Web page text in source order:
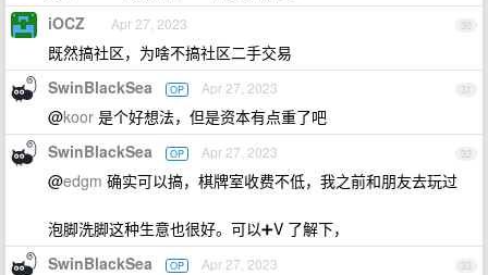
30
iOCZ Apr 27, 2023
既然搞社区，为啥不搞社区二手交易
31
SwinBlackSea OP Apr 27, 2023
@koor 是个好想法，但是资本有点重了吧
32
SwinBlackSea OP Apr 27, 2023
@edgm 确实可以搞，棋牌室收费不低，我之前和朋友去玩过
泡脚洗脚这种生意也很好。可以➕V 了解下，
33
SwinBlackSea OP Apr 27, 2023